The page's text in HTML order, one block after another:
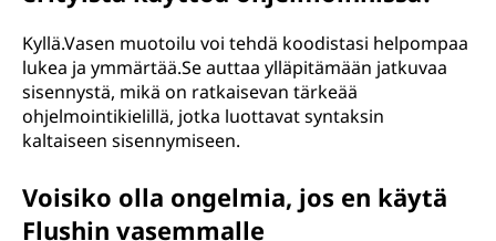
Kyllä.Vasen muotoilu voi tehdä koodistasi helpompaa
lukea ja ymmärtää.Se auttaa ylläpitämään jatkuvaa
sisennystä, mikä on ratkaisevan tärkeää
ohjelmointikielillä, jotka luottavat syntaksin
kaltaiseen sisennymiseen.
Voisiko olla ongelmia, jos en käytä
Flushin vasemmalle